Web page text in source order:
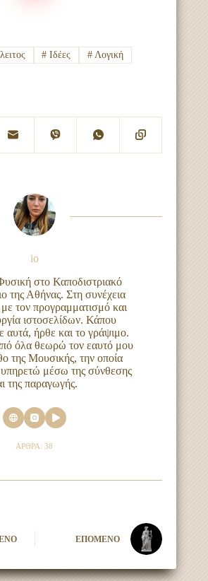
# Ιδέες # Λογική
io
στο Καποδιστριακό
της Αθήνας. Στη συνέχεια
τον προγραμματισμό και
ιστοσελίδων. Κάπου
αυτά, ήρθε και το γράψιμο.
όλα θεωρώ τον εαυτό μου
της Μουσικής, την οποία
μέσω της σύνθεσης
της παραγωγής.
ΆΡΘΡΑ: 38
ΕΠΌΜΕΝΟ